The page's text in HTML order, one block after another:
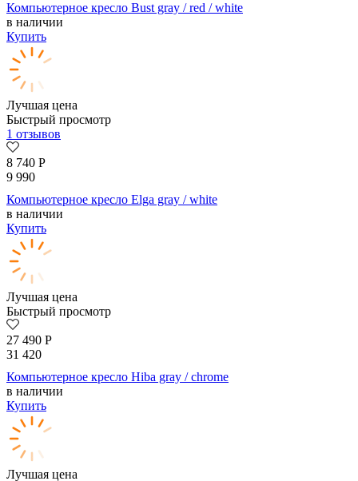
Компьютерное кресло Bust gray / red / white
в наличии
Купить
Лучшая цена
Быстрый просмотр
1 отзывов
8 740 Р
9 990
Компьютерное кресло Elga gray / white
в наличии
Купить
Лучшая цена
Быстрый просмотр
27 490 Р
31 420
Компьютерное кресло Hiba gray / chrome
в наличии
Купить
Лучшая цена